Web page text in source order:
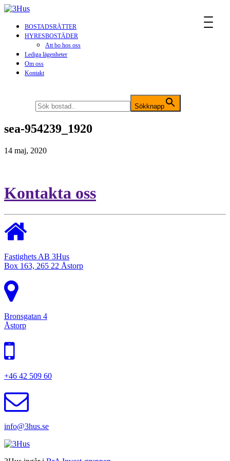
BOSTADSRÄTTER
HYRESBOSTÄDER
Att bo hos oss
Lediga lägenheter
Om oss
Kontakt
Sökknapp
sea-954239_1920
14 maj, 2020
Kontakta oss
Fastighets AB 3Hus
Box 163, 265 22 Åstorp
Bronsgatan 4
Åstorp
+46 42 509 60
info@3hus.se